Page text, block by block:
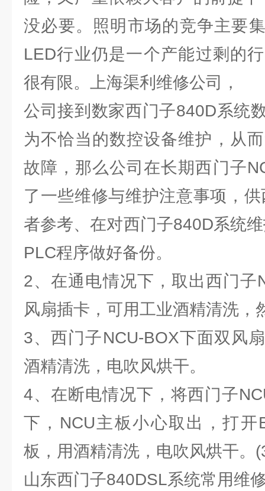
没必要。照明市场的竞争主要
LED行业仍是一个产能过剩的
很有限。上海渠利维修公司，
公司接到数家西门子840D系统
为不恰当的数控设备维护，从
故障，那么公司在长期西门子
了一些维修与维护注意事项，
者参考、在对西门子840D系统
PLC程序做好备份。
2、在通电情况下，取出西门子
风扇插卡，可用工业酒精清洗，
3、西门子NCU-BOX下面双风
酒精清洗，电吹风烘干。
4、在断电情况下，将西门子
下，NCU主板小心取出，打
板，用酒精清洗，电吹风烘干。
山东西门子840DSL系统常用维